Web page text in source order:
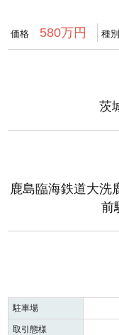
価格 580万円 種別
茨
鹿島臨海鉄道大洗
前
駐車場
取引態様